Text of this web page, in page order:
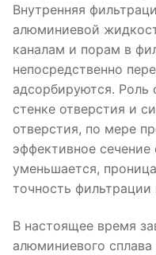
Внутренняя
алюминиевой
каналам и порам в
непосредственно
адсорбируются. Роль
стенке отверстия и
отверстия, по мере
эффективное сечение
уменьшается,
точность
В настоящее время
алюминиевого